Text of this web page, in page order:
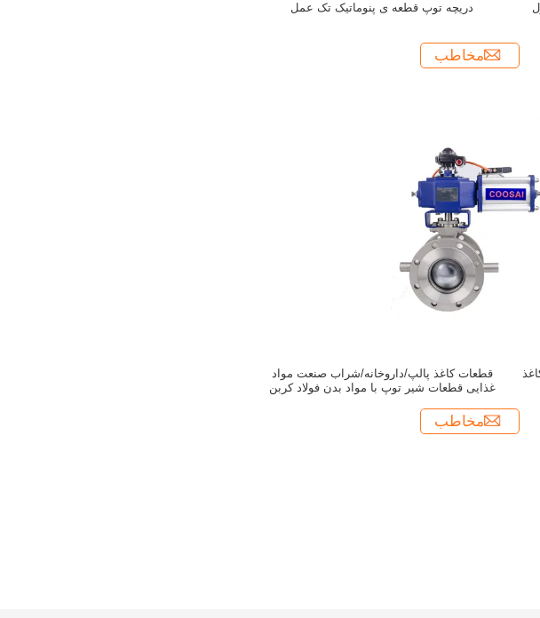
دریچه توپ قطعه ی پنوماتیک تک عمل
مخاطب
قطعات کاغذ پالپ/داروخانه/شراب صنعت مواد
غذایی قطعات شیر توپ با مواد بدن فولاد کربن
مخاطب